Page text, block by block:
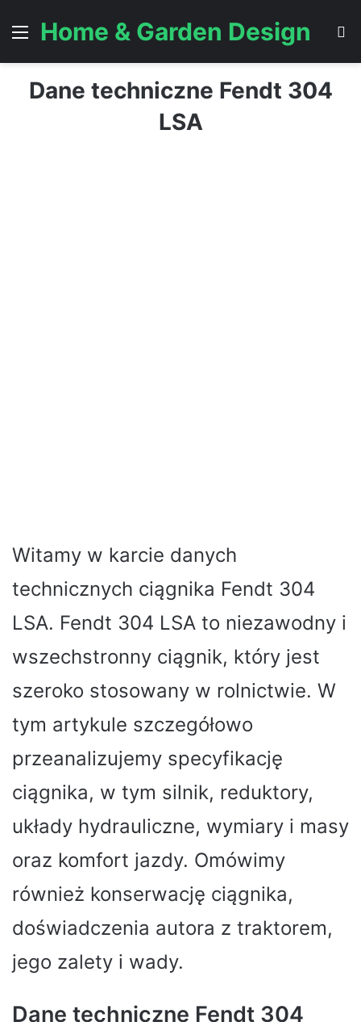
Menu
Home & Garden Design
Dane techniczne Fendt 304
LSA
Witamy w karcie danych
technicznych ciągnika Fendt 304
LSA. Fendt 304 LSA to niezawodny i
wszechstronny ciągnik, który jest
szeroko stosowany w rolnictwie. W
tym artykule szczegółowo
przeanalizujemy specyfikację
ciągnika, w tym silnik, reduktory,
układy hydrauliczne, wymiary i masy
oraz komfort jazdy. Omówimy
również konserwację ciągnika,
doświadczenia autora z traktorem,
jego zalety i wady.
Dane techniczne Fendt 304